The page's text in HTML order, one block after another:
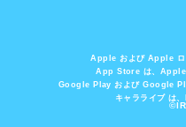
Apple および Apple ロ
App Store は、Apple
Google Play および Google
キャラライブ は